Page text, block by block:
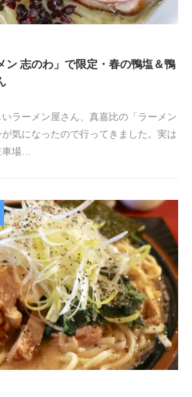
ン 志のわ」で限定・春の鴨塩＆鴨
いラーメン屋さん、真嘉比の「ラーメン
気になったので行ってきました。実は
場…